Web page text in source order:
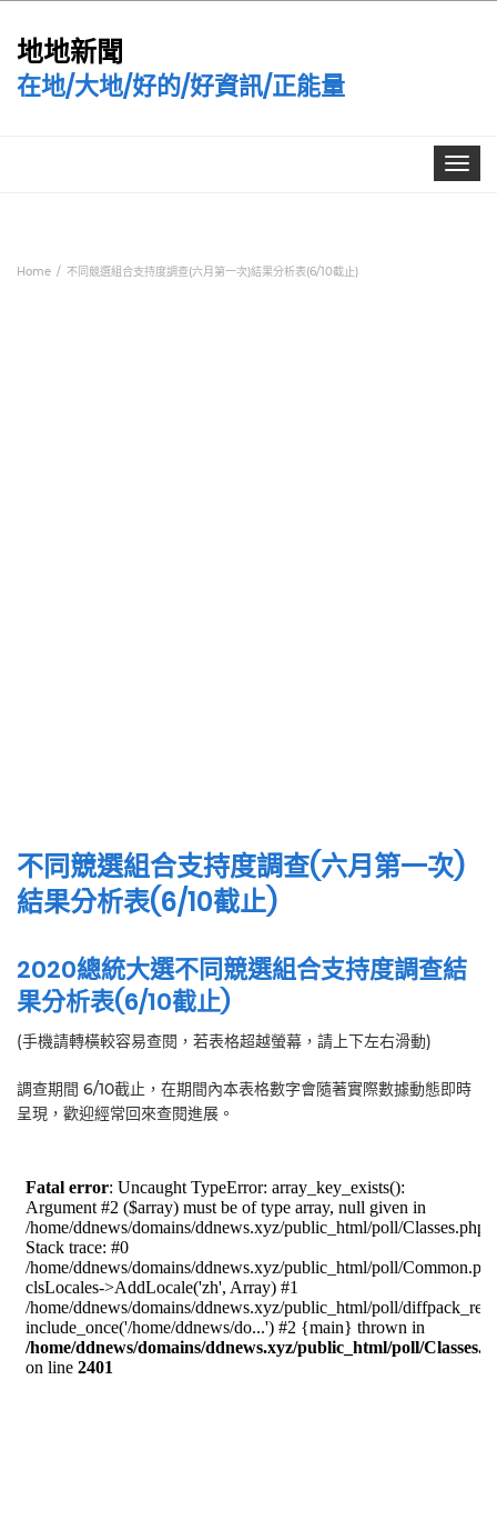
地地新聞
在地/大地/好的/好資訊/正能量
Toggle
Home 不同競選組合支持度調查(六月第一次)結果分析表(6/10截止)
不同競選組合支持度調查(六月第一次)
結果分析表(6/10截止)
2020總統大選不同競選組合支持度調查結
果分析表(6/10截止)
(手機請轉橫較容易查閱，若表格超越螢幕，請上下左右滑動)
調查期間 6/10截止，在期間內本表格數字會隨著實際數據動態即時
呈現，歡迎經常回來查閱進展。